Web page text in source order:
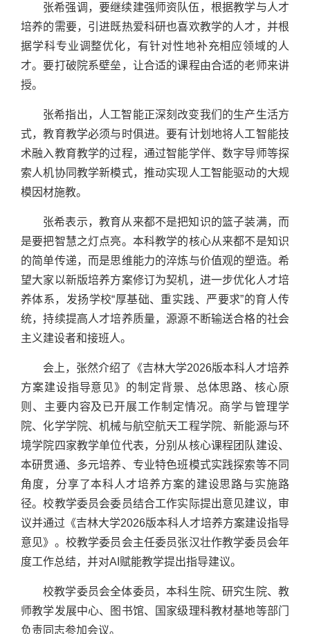
张希强调，要继续建强师资队伍，根据教学与人才
培养的需要，引进既热爱科研也喜欢教学的人才，并根
据学科专业调整优化，有针对性地补充相应领域的人
才。要打破院系壁垒，让合适的课程由合适的老师来讲
授。
张希指出，人工智能正深刻改变我们的生产生活方
式，教育教学必须与时俱进。要有计划地将人工智能技
术融入教育教学的过程，通过智能学伴、数字导师等探
索人机协同教学新模式，推动实现人工智能驱动的大规
模因材施教。
张希表示，教育从来都不是把知识的篮子装满，而
是要把智慧之灯点亮。本科教学的核心从来都不是知识
的简单传递，而是思维能力的淬炼与价值观的塑造。希
望大家以新版培养方案修订为契机，进一步优化人才培
养体系，发扬学校“厚基础、重实践、严要求”的育人传
统，持续提高人才培养质量，源源不断输送合格的社会
主义建设者和接班人。
会上，张然介绍了《吉林大学2026版本科人才培养
方案建设指导意见》的制定背景、总体思路、核心原
则、主要内容及已开展工作制定情况。商学与管理学
院、化学学院、机械与航空航天工程学院、新能源与环
境学院四家教学单位代表，分别从核心课程团队建设、
本研贯通、多元培养、专业特色班模式实践探索等不同
角度，分享了本科人才培养方案的建设思路与实施路
径。校教学委员会委员结合工作实际提出意见建议，审
议并通过《吉林大学2026版本科人才培养方案建设指导
意见》。校教学委员会主任委员张汉壮作教学委员会年
度工作总结，并对AI赋能教学提出指导建议。
校教学委员会全体委员，本科生院、研究生院、教
师教学发展中心、图书馆、国家级理科教材基地等部门
负责同志参加会议。